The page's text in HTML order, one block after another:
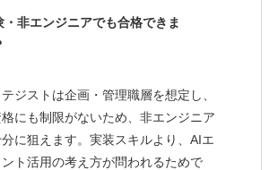
・非エンジニアでも合格できま
ジストは企画・管理職層を想定し、
にも制限がないため、非エンジニア
に狙えます。実装スキルより、AIエ
ト活用の考え方が問われるためで